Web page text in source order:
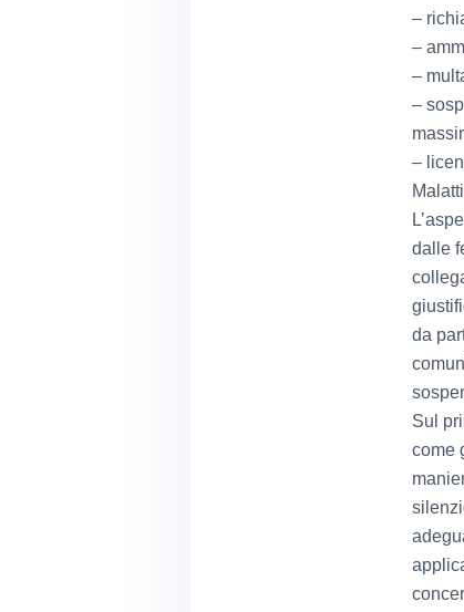
–
–
–
–
–
dalle
da
Sul
come